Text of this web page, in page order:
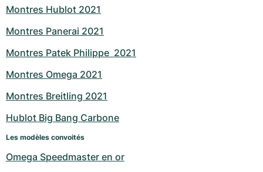
Milgauss
Yacht-Master
Yacht-Master II
Sea-Dweller
Sky-Dweller
Montres pour femmes
Ronde
Crash
Pasha
Baignoire
Professional
Transocean
Cockpit
Chronospace
Super Avenger
Formula 1
Montres d'occasion
Montres pour femmes
Portofino
Da Vinci
Aquatimer
GST
Spirit of Big Bang
Montres d'occasion
Montres Hublot 2021
Montres Panerai 2021
Montres Patek Philippe  2021
Montres Omega 2021
Montres Breitling 2021
Hublot Big Bang Carbone
Les modèles convoités
Omega Speedmaster en or